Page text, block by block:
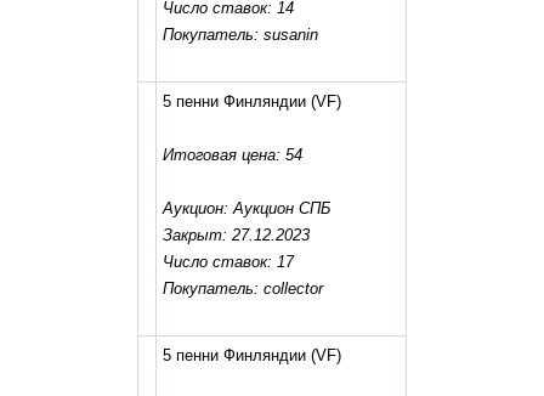
Число ставок: 14
Покупатель: susanin
5 пенни Финляндии (VF)
Итоговая цена: 54
Аукцион: Аукцион СПБ
Закрыт: 27.12.2023
Число ставок: 17
Покупатель: collector
5 пенни Финляндии (VF)